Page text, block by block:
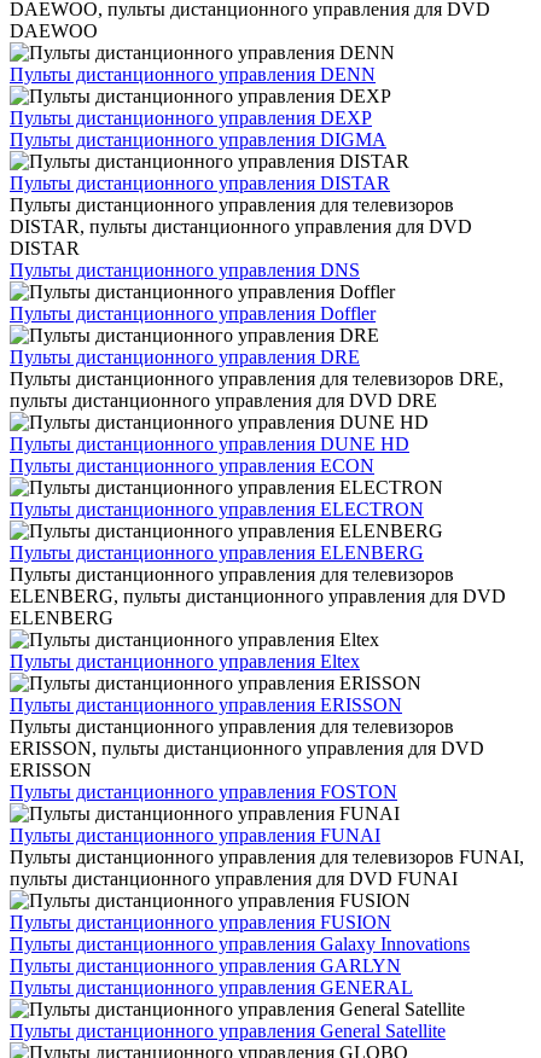
DAEWOO, пульты дистанционного управления для DVD
DAEWOO
Пульты дистанционного управления DENN
Пульты дистанционного управления DEXP
Пульты дистанционного управления DIGMA
Пульты дистанционного управления DISTAR
Пульты дистанционного управления для телевизоров
DISTAR, пульты дистанционного управления для DVD
DISTAR
Пульты дистанционного управления DNS
Пульты дистанционного управления Doffler
Пульты дистанционного управления DRE
Пульты дистанционного управления для телевизоров DRE,
пульты дистанционного управления для DVD DRE
Пульты дистанционного управления DUNE HD
Пульты дистанционного управления ECON
Пульты дистанционного управления ELECTRON
Пульты дистанционного управления ELENBERG
Пульты дистанционного управления для телевизоров
ELENBERG, пульты дистанционного управления для DVD
ELENBERG
Пульты дистанционного управления Eltex
Пульты дистанционного управления ERISSON
Пульты дистанционного управления для телевизоров
ERISSON, пульты дистанционного управления для DVD
ERISSON
Пульты дистанционного управления FOSTON
Пульты дистанционного управления FUNAI
Пульты дистанционного управления для телевизоров FUNAI,
пульты дистанционного управления для DVD FUNAI
Пульты дистанционного управления FUSION
Пульты дистанционного управления Galaxy Innovations
Пульты дистанционного управления GARLYN
Пульты дистанционного управления GENERAL
Пульты дистанционного управления General Satellite